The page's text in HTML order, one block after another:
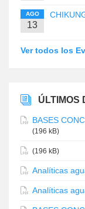
AGO
13
Ver todos los
ÚLTIMOS
BASES
(196 kB)
(196 kB)
Analíticas
Analíticas